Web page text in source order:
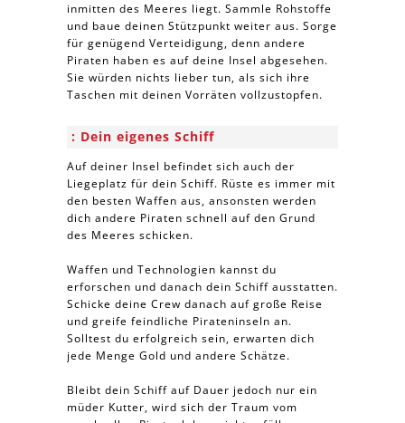
inmitten des Meeres liegt. Sammle Rohstoffe
und baue deinen Stützpunkt weiter aus. Sorge
für genügend Verteidigung, denn andere
Piraten haben es auf deine Insel abgesehen.
Sie würden nichts lieber tun, als sich ihre
Taschen mit deinen Vorräten vollzustopfen.
Dein eigenes Schiff
Auf deiner Insel befindet sich auch der
Liegeplatz für dein Schiff. Rüste es immer mit
den besten Waffen aus, ansonsten werden
dich andere Piraten schnell auf den Grund
des Meeres schicken.
Waffen und Technologien kannst du
erforschen und danach dein Schiff ausstatten.
Schicke deine Crew danach auf große Reise
und greife feindliche Pirateninseln an.
Solltest du erfolgreich sein, erwarten dich
jede Menge Gold und andere Schätze.
Bleibt dein Schiff auf Dauer jedoch nur ein
müder Kutter, wird sich der Traum vom